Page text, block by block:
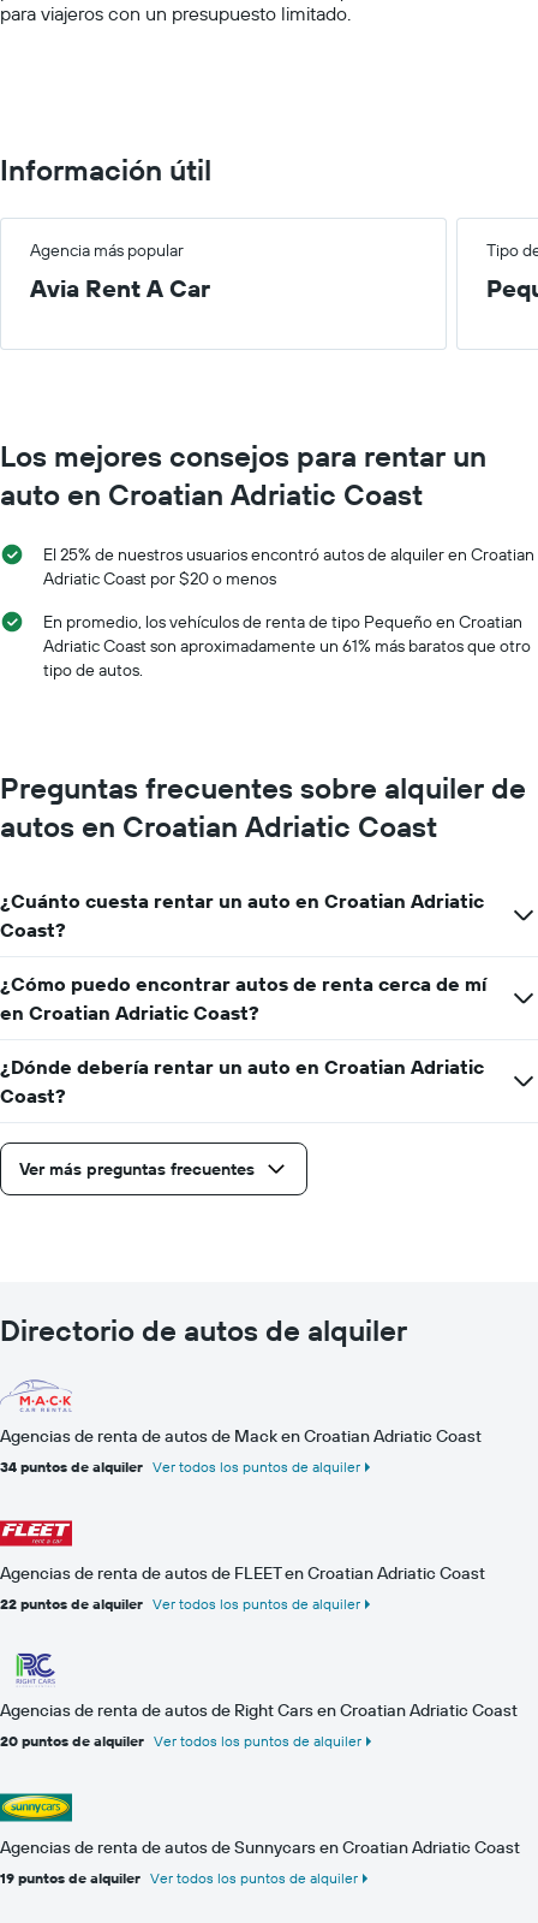
Range:
para viajeros con un presupuesto limitado.
Información útil
Agencia más popular Tipo
Avia Rent A Car
Los mejores consejos para rentar un
auto en Croatian Adriatic Coast
El 25% de nuestros usuarios encontró autos de alquiler en Croatian
Adriatic Coast por $20 o menos
En promedio, los vehículos de renta de tipo Pequeño en Croatian
Adriatic Coast son aproximadamente un 61% más baratos que otro
tipo de autos.
Preguntas frecuentes sobre alquiler de
autos en Croatian Adriatic Coast
¿Cuánto cuesta rentar un auto en Croatian Adriatic
Coast?
¿Cómo puedo encontrar autos de renta cerca de mí
en Croatian Adriatic Coast?
¿Dónde debería rentar un auto en Croatian Adriatic
Coast?
Ver más preguntas frecuentes
Directorio de autos de alquiler
Agencias de renta de autos de Mack en Croatian Adriatic Coast
34 puntos de alquiler Ver todos los puntos de alquiler
Agencias de renta de autos de FLEET en Croatian Adriatic Coast
22 puntos de alquiler Ver todos los puntos de alquiler
Agencias de renta de autos de Right Cars en Croatian Adriatic Coast
20 puntos de alquiler Ver todos los puntos de alquiler
Agencias de renta de autos de Sunnycars en Croatian Adriatic Coast
19 puntos de alquiler Ver todos los puntos de alquiler